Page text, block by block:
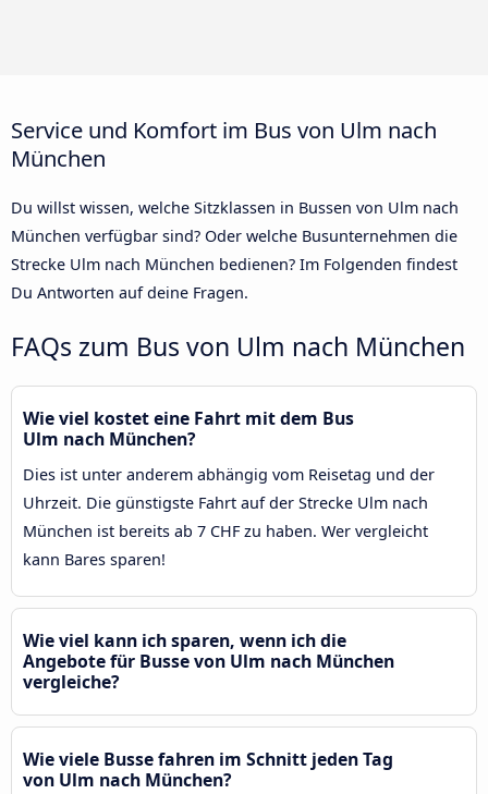
Service und Komfort im Bus von Ulm nach
München
Du willst wissen, welche Sitzklassen in Bussen von Ulm nach
München verfügbar sind? Oder welche Busunternehmen die
Strecke Ulm nach München bedienen? Im Folgenden findest
Du Antworten auf deine Fragen.
FAQs zum Bus von Ulm nach München
Wie viel kostet eine Fahrt mit dem Bus
Ulm nach München?
Dies ist unter anderem abhängig vom Reisetag und der
Uhrzeit. Die günstigste Fahrt auf der Strecke Ulm nach
München ist bereits ab 7 CHF zu haben. Wer vergleicht
kann Bares sparen!
Wie viel kann ich sparen, wenn ich die
Angebote für Busse von Ulm nach München
vergleiche?
Wie viele Busse fahren im Schnitt jeden Tag
von Ulm nach München?